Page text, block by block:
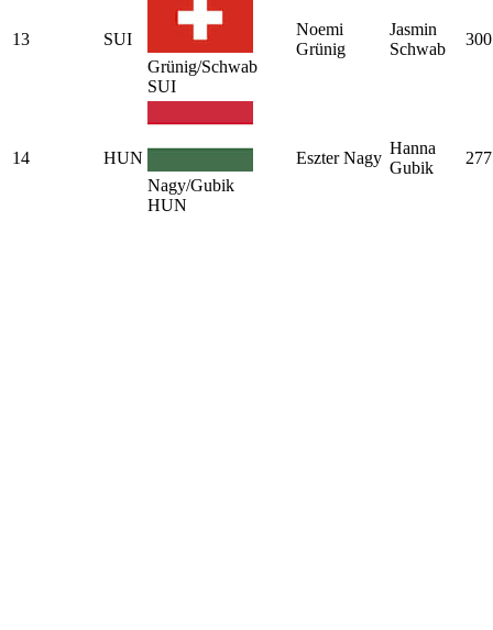
13
SUI
Grünig/Schwab
SUI
Noemi
Grünig
Jasmin
Schwab
300
14
HUN
Nagy/Gubik
HUN
Eszter Nagy
Hanna
Gubik
277